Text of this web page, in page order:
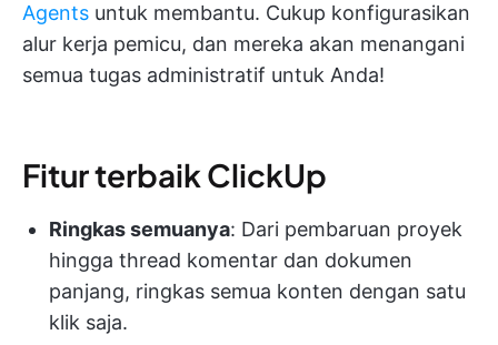
Agents untuk membantu. Cukup konfigurasikan
alur kerja pemicu, dan mereka akan menangani
semua tugas administratif untuk Anda!
Fitur terbaik ClickUp
Ringkas semuanya: Dari pembaruan proyek
hingga thread komentar dan dokumen
panjang, ringkas semua konten dengan satu
klik saja.